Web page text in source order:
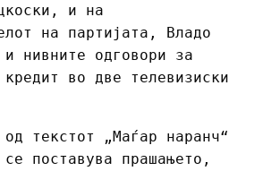
и на
на партијата, Владо
нивните одговори за
кредит во две телевизиски
текстот „Маѓар наранч“
поставува прашањето,